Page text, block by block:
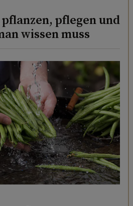
pflegen und
wissen muss